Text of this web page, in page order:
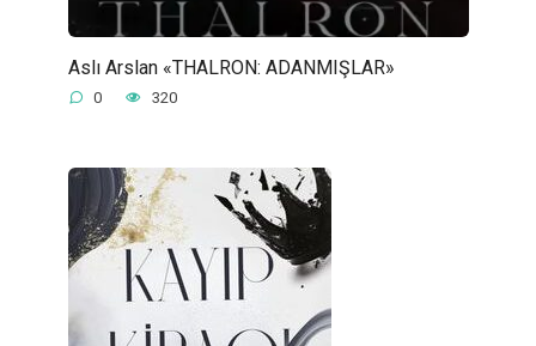
Aslı Arslan «THALRON: ADANMIŞLAR»
0 320